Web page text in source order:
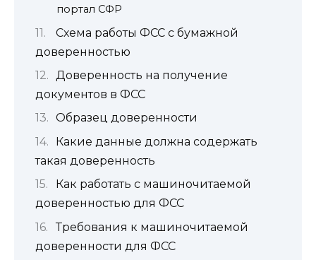
портал СФР
Схема работы ФСС с бумажной
доверенностью
Доверенность на получение
документов в ФСС
Образец доверенности
Какие данные должна содержать
такая доверенность
Как работать с машиночитаемой
доверенностью для ФСС
Требования к машиночитаемой
доверенности для ФСС